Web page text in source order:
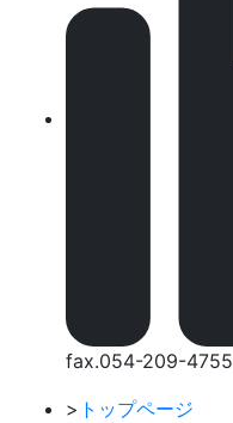
fax.054-209-4755
> トップページ